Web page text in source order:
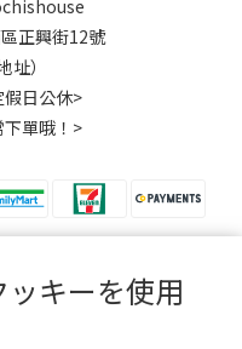
ッキーを使用
正興街12號
址）
日公休>
單哦！>
語